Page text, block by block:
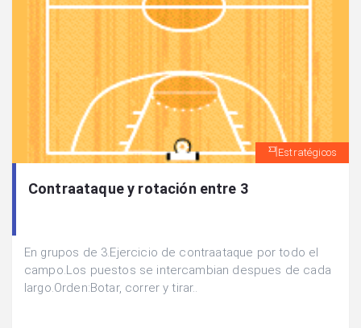
Estratégicos
Contraataque y rotación entre 3
En grupos de 3.Ejercicio de contraataque por todo el
campo.Los puestos se intercambian despues de cada
largo.Orden:Botar, correr y tirar..